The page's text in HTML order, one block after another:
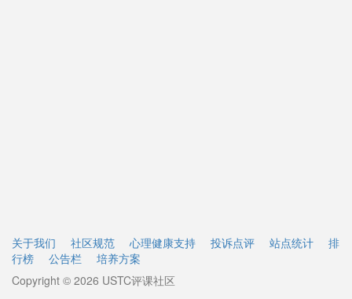
关于我们 社区规范 心理健康支持 投诉点评 站点统计
排
行榜
公告栏
培养方案
Copyright © 2026 USTC评课社区